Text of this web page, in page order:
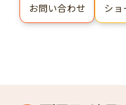
お問い合わせ ショ